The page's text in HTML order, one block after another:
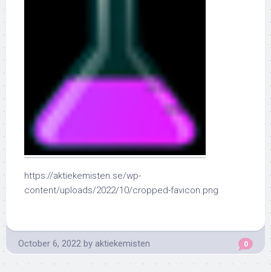
https://aktiekemisten.se/wp-
content/uploads/2022/10/cropped-favicon.png
October 6, 2022 by aktiekemisten 0